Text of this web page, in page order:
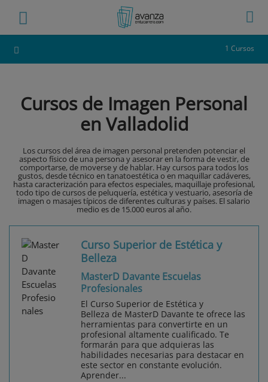
1 Cursos
Cursos de Imagen Personal
en Valladolid
Los cursos del área de imagen personal pretenden potenciar el
aspecto físico de una persona y asesorar en la forma de vestir, de
comportarse, de moverse y de hablar. Hay cursos para todos los
gustos, desde técnico en tanatoestética o en maquillar cadáveres,
hasta caracterización para efectos especiales, maquillaje profesional,
todo tipo de cursos de peluquería, estética y vestuario, asesoría de
imagen o masajes típicos de diferentes culturas y países. El salario
medio es de 15.000 euros al año.
Curso Superior de Estética y
Belleza
MasterD Davante Escuelas
Profesionales
El Curso Superior de Estética y
Belleza de MasterD Davante te ofrece las
herramientas para convertirte en un
profesional altamente cualificado. Te
formarán para que adquieras las
habilidades necesarias para destacar en
este sector en constante evolución.
Aprender...